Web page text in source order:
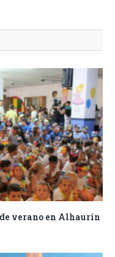
verano en Alhaurín